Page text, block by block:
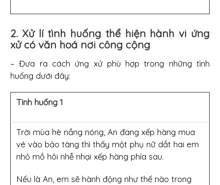
2. Xử lí tình huống thể hiện hành vi ứng
xử có văn hoá nơi công cộng
– Đưa ra cách ứng xử phù hợp trong những tình
huống dưới đây:
Tình huống 1
Trời mùa hè nắng nóng, An đang xếp hàng mua
vé vào bảo tàng thì thấy một phụ nữ dắt hai em
nhỏ mồ hôi nhễ nhại xếp hàng phía sau.
Nếu là An, em sẽ hành động như thế nào trong